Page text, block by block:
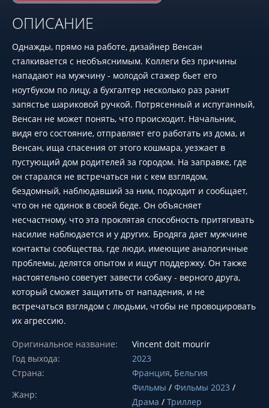
ОПИСАНИЕ
Однажды, прямо на работе, дизайнер Венсан
сталкивается с необъяснимым. Коллеги без причины
нападают на мужчину - молодой стажер бьет его
ноутбуком по лицу, а бухгалтер несколько раз ранит
запястье шариковой ручкой. Потрясенный и испуганный,
Венсан не может понять, что происходит. Начальник,
видя его состояние, отправляет его работать из дома, и
Венсан, ища спасения от этого кошмара, уезжает в
пустующий дом родителей за городом. На заправке, где
он старался не встречаться ни с кем взглядом,
бездомный, наблюдавший за ним, подходит и сообщает,
что он не одинок в своей беде. Он объясняет
несчастному, что эта проклятая способность притягивать
насилие наблюдается и у других. Бродяга дает мужчине
контакты сообщества, где люди, имеющие аналогичные
проблемы, делятся опытом и ищут поддержку. Он также
настоятельно советует завести собаку - верного друга,
который сможет защитить от нападения, и не
встречаться взглядом с людьми, чтобы не провоцировать
их агрессию.
Оригинальное название:
Vincent doit mourir
Год выхода:
2023
Страна:
Франция, Бельгия
Жанр:
Фильмы / Фильмы 2023 /
Драма / Триллер